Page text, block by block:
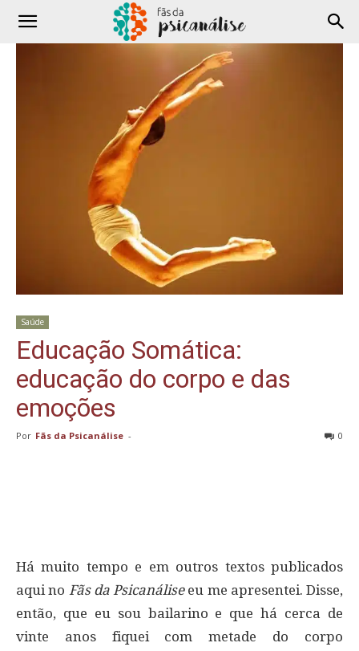
Saúde
Educação Somática:
educação do corpo e das
emoções
Por Fãs da Psicanálise - 0
Há muito tempo e em outros textos publicados
aqui no Fãs da Psicanáliseeu me apresentei. Disse,
então, que eu sou bailarino e que há cerca de
vinte anos fiquei com metade do corpo